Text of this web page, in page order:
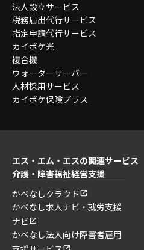
法人設立サービス
税務届出代行サービス
指定申請代行サービス
カイポケ光
複合機
ウォーターサーバー
人材採用サービス
カイポケ保険プラス
エス・エム・エスの関連サービス
介護・障害福祉経営支援
かべなしクラウド
かべなし求人ナビ・就労支援
ナビ
かべなし法人向け障害者雇用